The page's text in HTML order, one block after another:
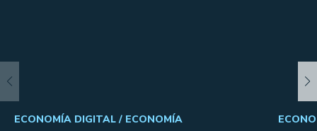
ECONOMÍA DIGITAL / ECONOMÍA